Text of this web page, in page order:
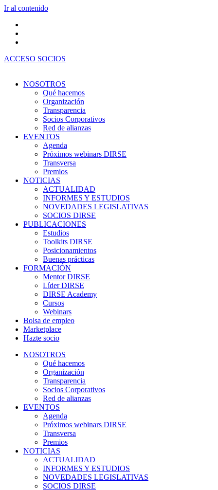
Ir al contenido
ACCESO SOCIOS
NOSOTROS
Qué hacemos
Organización
Transparencia
Socios Corporativos
Red de alianzas
EVENTOS
Agenda
Próximos webinars DIRSE
Transversa
Premios
NOTICIAS
ACTUALIDAD
INFORMES Y ESTUDIOS
NOVEDADES LEGISLATIVAS
SOCIOS DIRSE
PUBLICACIONES
Estudios
Toolkits DIRSE
Posicionamientos
Buenas prácticas
FORMACIÓN
Mentor DIRSE
Líder DIRSE
DIRSE Academy
Cursos
Webinars
Bolsa de empleo
Marketplace
Hazte socio
NOSOTROS
Qué hacemos
Organización
Transparencia
Socios Corporativos
Red de alianzas
EVENTOS
Agenda
Próximos webinars DIRSE
Transversa
Premios
NOTICIAS
ACTUALIDAD
INFORMES Y ESTUDIOS
NOVEDADES LEGISLATIVAS
SOCIOS DIRSE